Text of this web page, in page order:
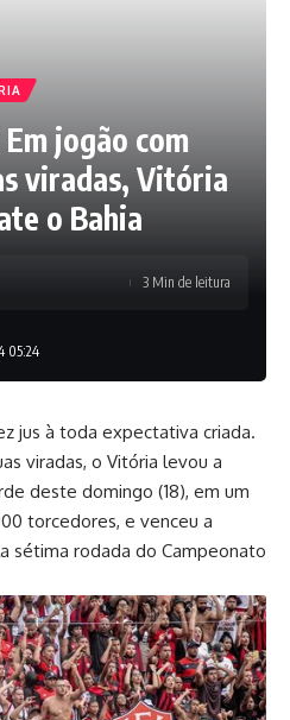
jogão com
viradas, Vitória
o Bahia
05:24
3 Min de leitura
jus à toda expectativa criada.
viradas, o Vitória levou a
deste domingo (18), em um
torcedores, e venceu a
sétima rodada do Campeonato